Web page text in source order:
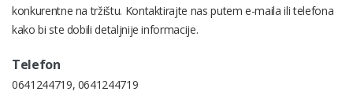
konkurentne na tržištu. Kontaktirajte nas putem e-maila ili telefona
kako bi ste dobili detaljnije informacije.
Telefon
0641244719, 0641244719